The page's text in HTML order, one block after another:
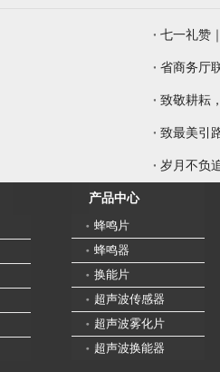
七一礼赞
省商务厅
致敬耕耘
致最美引
岁月不负
产品中心
蜂鸣片
蜂鸣器
换能片
超声波传感器
超声波雾化片
超声波换能器